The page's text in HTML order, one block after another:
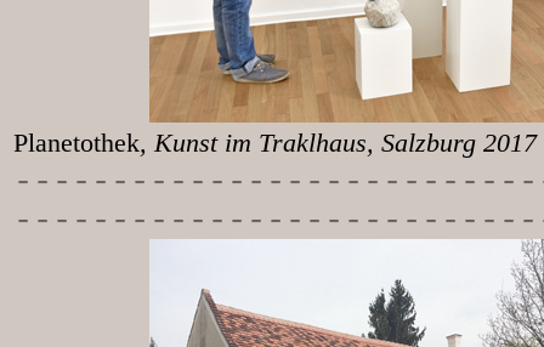
Planetothek, Kunst im
-----------